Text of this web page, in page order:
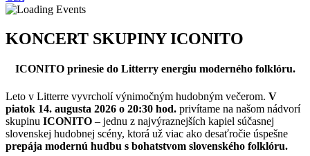
KONCERT SKUPINY ICONITO
ICONITO prinesie do Litterry energiu moderného folklóru.
Leto v Litterre vyvrcholí výnimočným hudobným večerom. V
piatok 14. augusta 2026 o 20:30 hod. privítame na našom nádvorí
skupinu ICONITO – jednu z najvýraznejších kapiel súčasnej
slovenskej hudobnej scény, ktorá už viac ako desaťročie úspešne
prepája modernú hudbu s bohatstvom slovenského folklóru.